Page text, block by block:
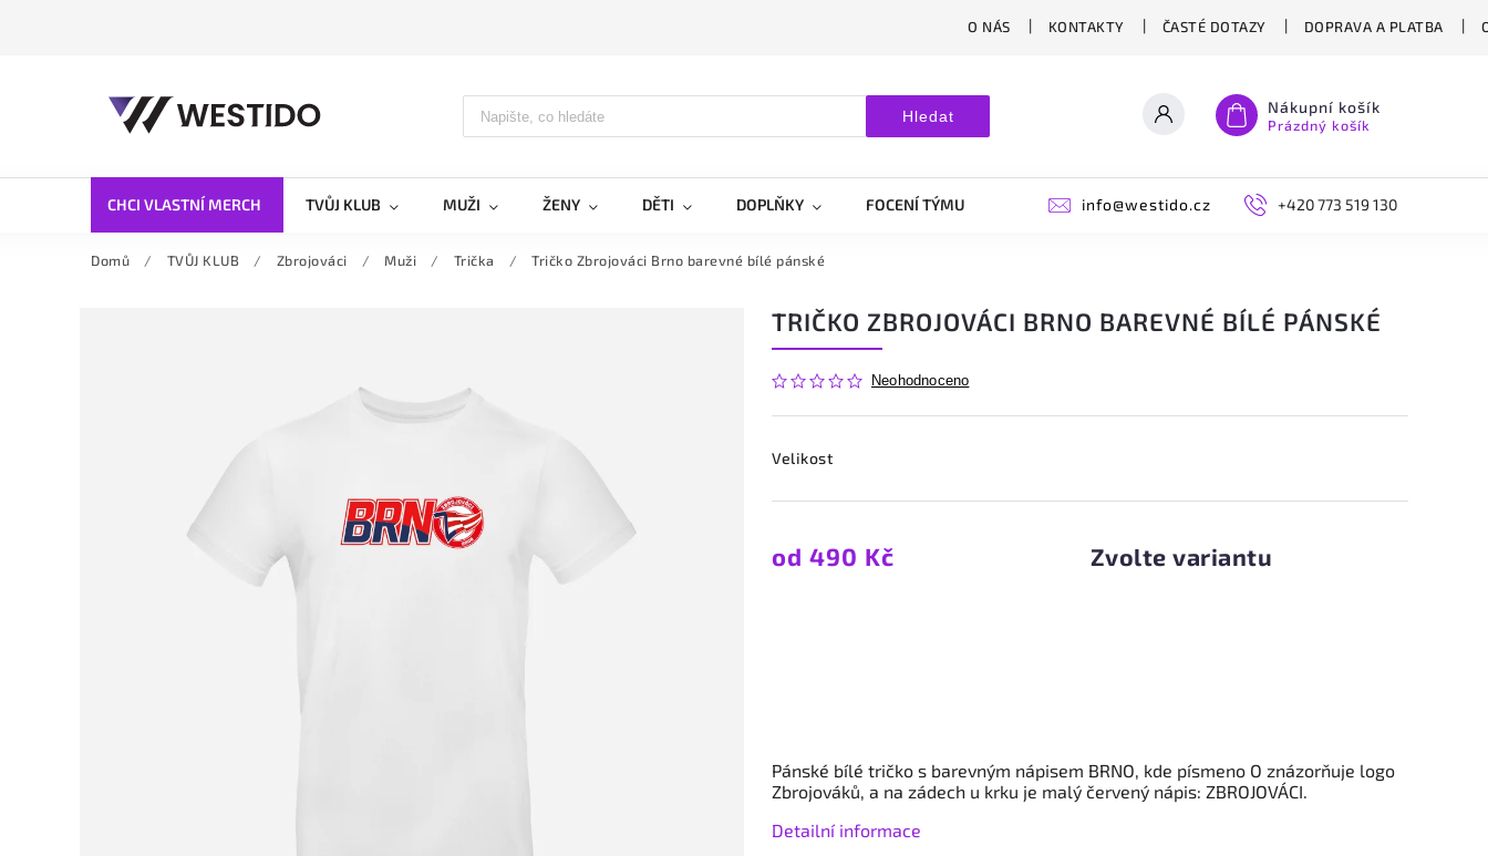
O NÁS KONTAKTY ČASTÉ DOTAZY DOPRAVA A PLATBA
Hledat Nákupní košík
Prázdný košík
CHCI VLASTNÍ MERCH TVŮJ KLUB MUŽI ŽENY DĚTI DOPLŇKY FOCENÍ TÝMU +420 773 519 130
info@westido.cz
Domů / TVŮJ KLUB / Zbrojováci / Muži / Trička / Tričko Zbrojováci Brno barevné bílé pánské
TRIČKO ZBROJOVÁCI BRNO BAREVNÉ BÍLÉ PÁNSKÉ
Neohodnoceno
Velikost
od 490 Kč Zvolte variantu
Pánské bílé tričko s barevným nápisem BRNO, kde písmeno O znázorňuje logo
Zbrojováků, a na zádech u krku je malý červený nápis: ZBROJOVÁCI.
Detailní informace